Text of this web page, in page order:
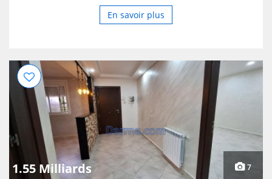
En savoir plus
1.55 Milliards 7